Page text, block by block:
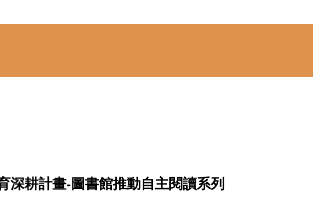
深耕計畫-圖書館推動自主閱讀系列